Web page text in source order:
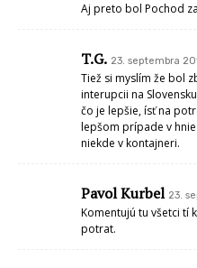
Aj preto bol Pochod
T.G. 23. septembra
Tiež si myslím že bol
interupcii na
čo je lepšie, ísť na
lepšom prípade v
niekde v kontajneri.
Pavol Kurbel 23.
Komentujú tu všetci tí
potrat.